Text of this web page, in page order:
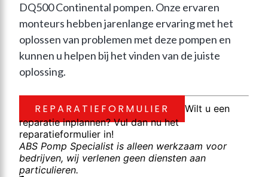
DQ500 Continental pompen. Onze ervaren
monteurs hebben jarenlange ervaring met het
oplossen van problemen met deze pompen en
kunnen u helpen bij het vinden van de juiste
oplossing.
REPARATIEFORMULIER
Wilt u een
reparatie inplannen? Vul dan nu het
reparatieformulier in!
ABS Pomp Specialist is alleen werkzaam voor
bedrijven, wij verlenen geen diensten aan
particulieren.